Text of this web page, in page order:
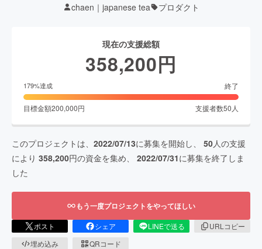
chaen｜japanese tea プロダクト
現在の支援総額
358,200円
179%達成 終了
目標金額200,000円 支援者数50 人
このプロジェクトは、 2022/07/13に募集を開始し、 50人の支援
により 358,200円の資金を集め、 2022/07/31に募集を終了しま
した
もう一度プロジェクトをやってほしい
ポスト シェア LINEで送る
URLコピー
埋め込み
QRコード